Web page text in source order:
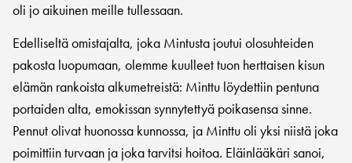
oli jo aikuinen meille tullessaan.
Edelliseltä omistajalta, joka Mintusta joutui olosuhteiden
pakosta luopumaan, olemme kuulleet tuon herttaisen kisun
elämän rankoista alkumetreistä: Minttu löydettiin pentuna
portaiden alta, emokissan synnytettyä poikasensa sinne.
Pennut olivat huonossa kunnossa, ja Minttu oli yksi niistä joka
poimittiin turvaan ja joka tarvitsi hoitoa. Eläinlääkäri sanoi,